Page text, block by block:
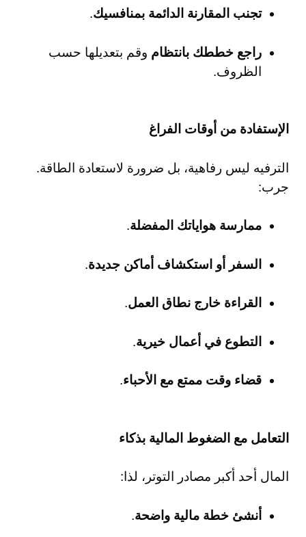
تجنب المقارنة الدائمة بمنافسيك.
راجع خططك بانتظام وقم بتعديلها حسب
الظروف.
الإستفادة من أوقات الفراغ
الترفيه ليس رفاهية، بل ضرورة لاستعادة الطاقة.
جرب:
ممارسة هواياتك المفضلة.
السفر أو استكشاف أماكن جديدة.
القراءة خارج نطاق العمل.
التطوع في أعمال خيرية.
قضاء وقت ممتع مع الأحباء.
التعامل مع الضغوط المالية بذكاء
المال أحد أكبر مصادر التوتر، لذا:
أنشئ خطة مالية واضحة.